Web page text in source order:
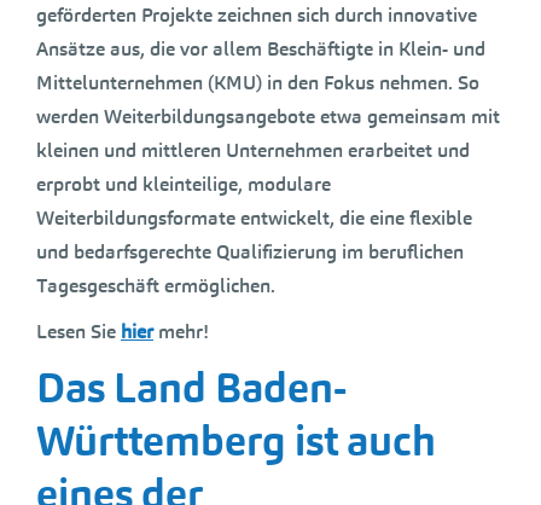
geförderten Projekte zeichnen sich durch innovative
Ansätze aus, die vor allem Beschäftigte in Klein- und
Mittelunternehmen (KMU) in den Fokus nehmen. So
werden Weiterbildungsangebote etwa gemeinsam mit
kleinen und mittleren Unternehmen erarbeitet und
erprobt und kleinteilige, modulare
Weiterbildungsformate entwickelt, die eine flexible
und bedarfsgerechte Qualifizierung im beruflichen
Tagesgeschäft ermöglichen.
Lesen Sie hiermehr!
Das Land Baden-
Württemberg ist auch
eines der